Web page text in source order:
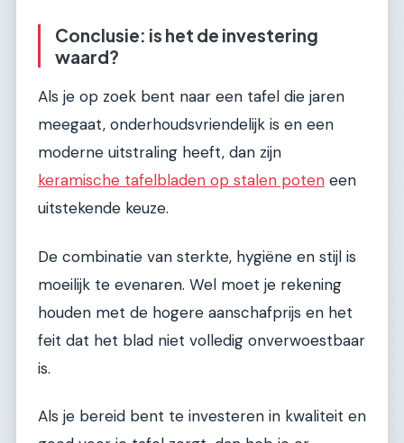
Conclusie: is het de investering
waard?
Als je op zoek bent naar een tafel die jaren
meegaat, onderhoudsvriendelijk is en een
moderne uitstraling heeft, dan zijn
keramische tafelbladen op stalen poten een
uitstekende keuze.
De combinatie van sterkte, hygiëne en stijl is
moeilijk te evenaren. Wel moet je rekening
houden met de hogere aanschafprijs en het
feit dat het blad niet volledig onverwoestbaar
is.
Als je bereid bent te investeren in kwaliteit en